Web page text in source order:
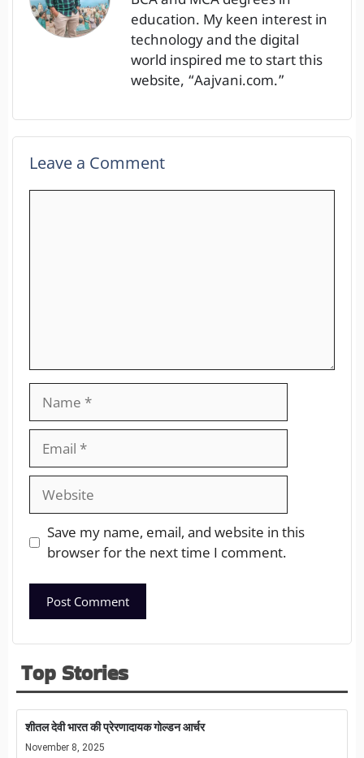
education. My keen interest in
technology and the digital
world inspired me to start this
website, “Aajvani.com.”
Leave a Comment
Save my name, email, and website in this
browser for the next time I comment.
Top Stories
शीतल देवी भारत की प्रेरणादायक गोल्डन आर्चर
November 8, 2025